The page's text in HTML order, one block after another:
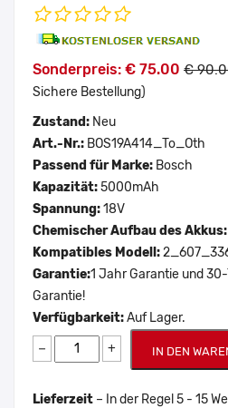
Sonderpreis: € 75.00 €
Sichere Bestellung)
Zustand: Neu
Art.-Nr.: BOS19A414_To_Oth
Passend für Marke: Bosch
Kapazität:5000mAh
Spannung:18V
Chemischer Aufbau des Akkus:
Kompatibles Modell:
Garantie:1 Jahr Garantie und
Garantie!
Verfügbarkeit:Auf Lager.
− + IN DEN
Lieferzeit – In der Regel 5 - 15